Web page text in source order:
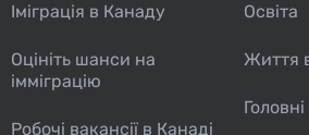
Іміграція в Канаду
Оцініть шанси на
імміграцію
Робочі вакансії в Канаді
Освіта
Життя